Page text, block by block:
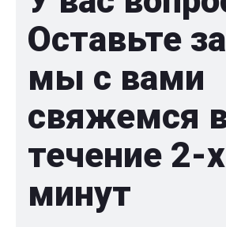
Оставьте
мы с вами
свяжемся
течение 2-x
минут